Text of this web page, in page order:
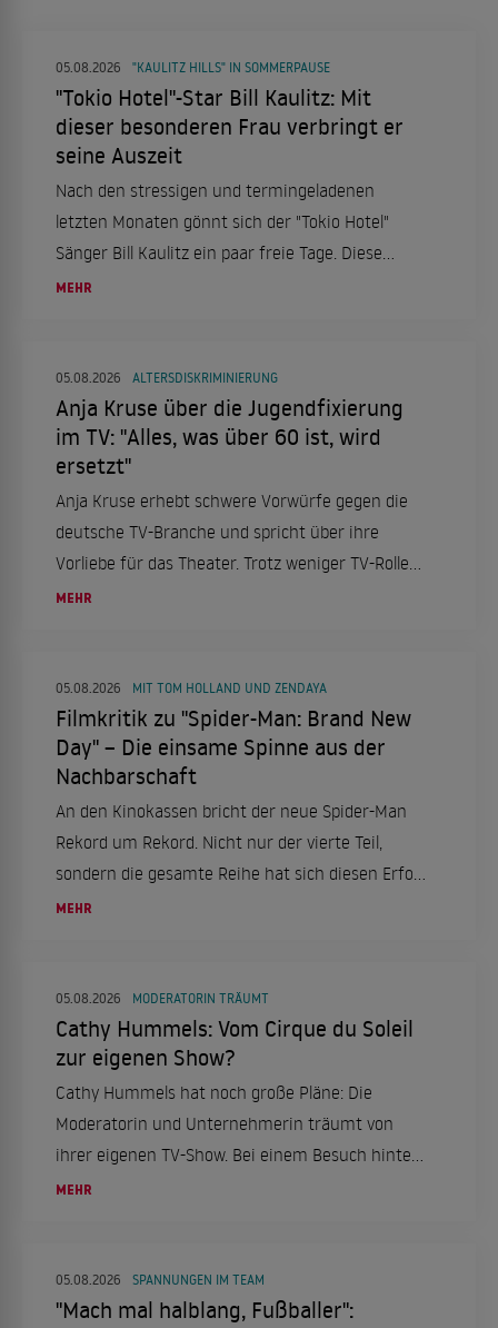
05.08.2026 "KAULITZ HILLS" IN SOMMERPAUSE
"Tokio Hotel"-Star Bill Kaulitz: Mit
dieser besonderen Frau verbringt er
seine Auszeit
Nach den stressigen und termingeladenen
letzten Monaten gönnt sich der "Tokio Hotel"
Sänger Bill Kaulitz ein paar freie Tage. Diese
verbringt er in Italien, genauer gesagt in Rom.
MEHR
05.08.2026 ALTERSDISKRIMINIERUNG
Anja Kruse über die Jugendfixierung
im TV: "Alles, was über 60 ist, wird
ersetzt"
Anja Kruse erhebt schwere Vorwürfe gegen die
deutsche TV-Branche und spricht über ihre
Vorliebe für das Theater. Trotz weniger TV-Rollen
bleibt sie aktiv und engagiert.
MEHR
05.08.2026 MIT TOM HOLLAND UND ZENDAYA
Filmkritik zu "Spider-Man: Brand New
Day" – Die einsame Spinne aus der
Nachbarschaft
An den Kinokassen bricht der neue Spider-Man
Rekord um Rekord. Nicht nur der vierte Teil,
sondern die gesamte Reihe hat sich diesen Erfolg
mehr als verdient. Eine Filmkritik.
MEHR
05.08.2026 MODERATORIN TRÄUMT
Cathy Hummels: Vom Cirque du Soleil
zur eigenen Show?
Cathy Hummels hat noch große Pläne: Die
Moderatorin und Unternehmerin träumt von
ihrer eigenen TV-Show. Bei einem Besuch hinter
den Kulissen des "Cirque du Soleil" in Berlin
MEHR
05.08.2026 SPANNUNGEN IM TEAM
"Mach mal halblang, Fußballer":